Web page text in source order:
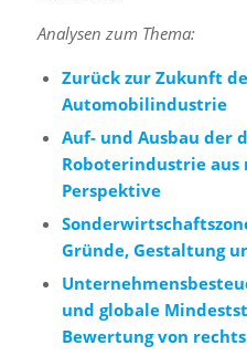
Analysen zum Thema:
Zurück zur Zukunft
Automobilindustrie
Auf- und Ausbau der
Roboterindustrie
Perspektive
Gründe, Gestaltung
und globale
Bewertung von rechts